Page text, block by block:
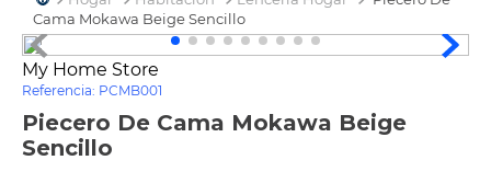
Cama Mokawa Beige Sencillo
My Home Store
Referencia: PCMB001
Piecero De Cama Mokawa Beige
Sencillo
1.
combos
2.
maximuebles
3.
4
nevera